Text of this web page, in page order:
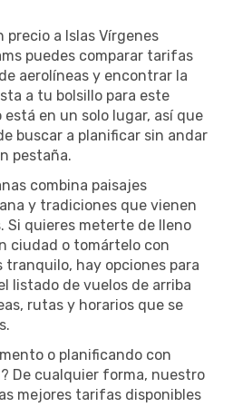
precio a Islas Vírgenes
puedes comparar tarifas
aerolíneas y encontrar la
a tu bolsillo para este
en un solo lugar, así que
buscar a planificar sin andar
pestaña.
combina paisajes
y tradiciones que vienen
Si quieres meterte de lleno
ciudad o tomártelo con
tranquilo, hay opciones para
listado de vuelos de arriba
rutas y horarios que se
o planificando con
De cualquier forma, nuestro
mejores tarifas disponibles